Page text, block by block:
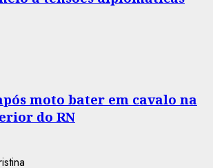
moto bater em cavalo na
do RN